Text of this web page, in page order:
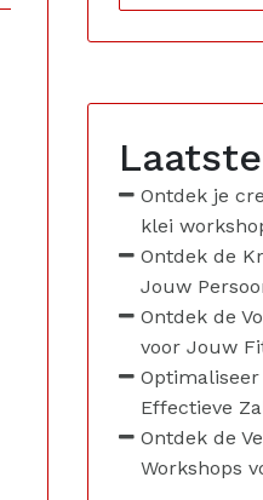
Ontdek je
klei
Ontdek de
Jouw
Ontdek de
voor Jouw
Effectieve
Ontdek de
Workshops